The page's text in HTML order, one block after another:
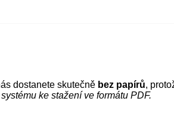
dostanete skutečně bez papírů,
ke stažení ve formátu PDF.